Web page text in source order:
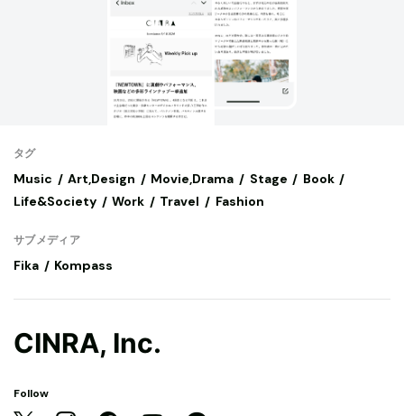
タグ
Music Art,Design Movie,Drama Stage
Book
Life&Society
Work Travel Fashion
サブメディア
Fika Kompass
CINRA, Inc.
Follow